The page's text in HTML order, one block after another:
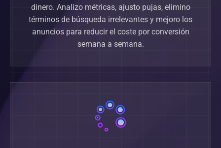
dinero. Analizo métricas, ajusto pujas, elimino
términos de búsqueda irrelevantes y mejoro los
anuncios para reducir el coste por conversión
semana a semana.